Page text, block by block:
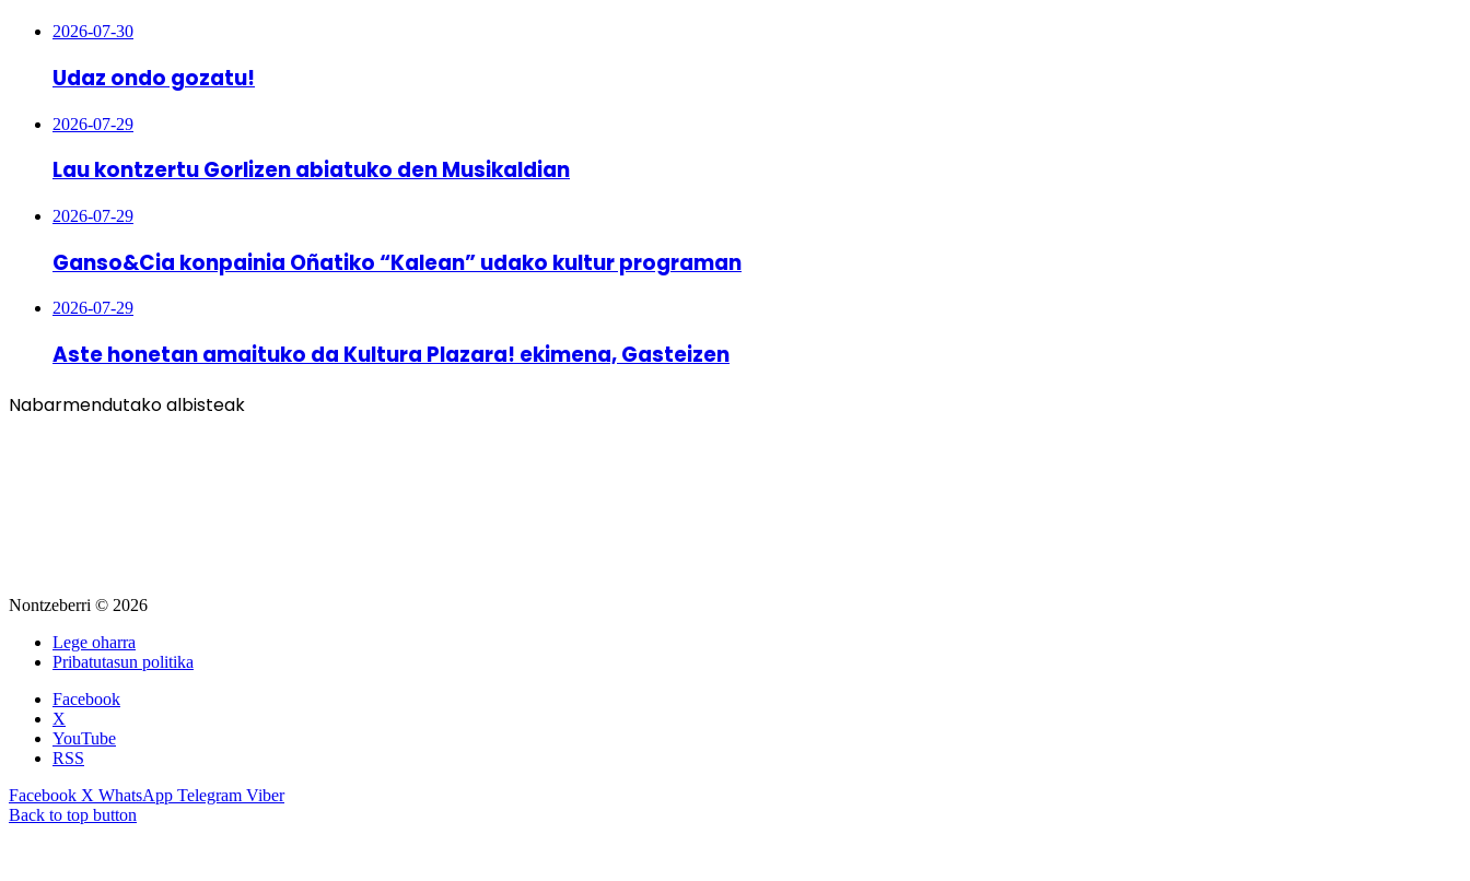
2026-07-30
Udaz ondo gozatu!
2026-07-29
Lau kontzertu Gorlizen abiatuko den Musikaldian
2026-07-29
Ganso&Cia konpainia Oñatiko “Kalean” udako kultur programan
2026-07-29
Aste honetan amaituko da Kultura Plazara! ekimena, Gasteizen
Nabarmendutako albisteak
Nontzeberri © 2026
Lege oharra
Pribatutasun politika
Facebook
X
YouTube
RSS
Facebook X WhatsApp Telegram Viber
Back to top button